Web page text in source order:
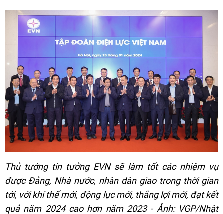
Thủ tướng tin tưởng EVN sẽ làm tốt các nhiệm vụ
được Đảng, Nhà nước, nhân dân giao trong thời gian
tới, với khí thế mới, động lực mới, thắng lợi mới, đạt kết
quả năm 2024 cao hơn năm 2023 - Ảnh: VGP/Nhật